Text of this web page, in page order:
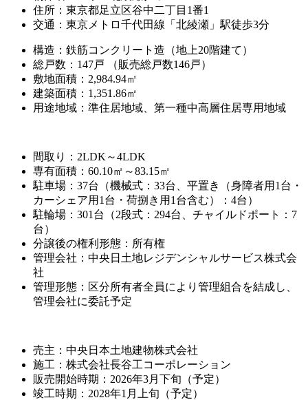
住所：東京都足立区谷中二丁目1番1
交通：東京メトロ千代田線「北綾瀬」駅徒歩3分
構造：鉄筋コンクリート造（地上20階建て）
総戸数：147戸 （販売総戸数146戸）
敷地面積：2,984.94㎡
建築面積：1,351.86㎡
用途地域：準住居地域、第一種中高層住居専用地域
間取り：2LDK～4LDK
専有面積：60.10㎡～83.15㎡
駐車場：37台（機械式：33台、平置き（身障者用1台・
カーシェア用1台・荷捌き用1台含む）：4台）
駐輪場：301台（2段式：294台、チャイルドポート：7
台）
分譲後の権利形態：所有権
管理会社：中央日土地レジデンシャルサービス株式会
社
管理形態：区分所有者全員により管理組合を結成し、
管理会社に委託予定
売主：中央日本土地建物株式会社
施工：株式会社長谷工コーポレーション
販売開始時期：2026年3月下旬（予定）
竣工時期：2028年1月上旬（予定）